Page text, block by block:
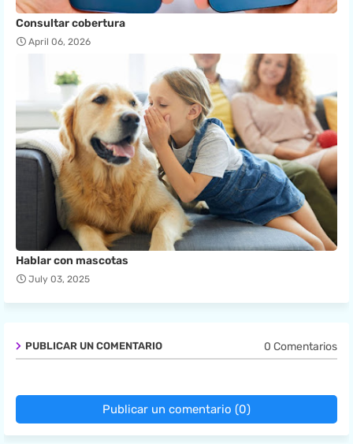
Consultar cobertura
April 06, 2026
Hablar con mascotas
July 03, 2025
PUBLICAR UN COMENTARIO 0 Comentarios
Publicar un comentario (0)